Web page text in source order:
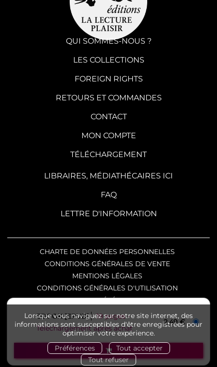
Lorsque vous naviguez sur notre site internet, des
informations sont susceptibles d'être enregistrées pour
optimiser votre expérience.
Préférences
Tout accepter
Tout refuser
EBOOK [EPUB]
19 pages
Téléchargement après achat
2,49 €
QUI SOMMES-NOUS ?
LES COLLECTIONS
FOREIGN RIGHTS
RETOURS ET COMMANDES
CONTACT
MON COMPTE
TÉLÉCHARGEMENT
LIBRAIRES, MÉDIATHÉCAIRES ICI
FAQ
LETTRE D'INFORMATION
CHARTE DE DONNÉES PERSONNELLES
CONDITIONS GÉNÉRALES DE VENTE
MENTIONS LÉGALES
CONDITIONS GÉNÉRALES D'UTILISATION
CHARTE DE RÉFÉRENCEMENT
Copyright © 2026 SKA éditeur
numérique et Nuxos Publishing Technologies.
etIZIBOOKS®sont des marques
déposées de la société NUXOS PUBLISHING
TECHNOLOGIES.